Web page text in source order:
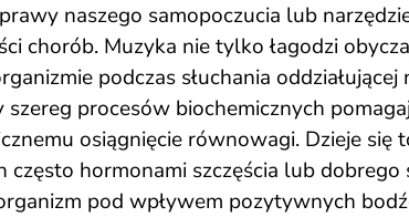
naszego samopoczucia lub
chorób. Muzyka nie tylko łagodzi
podczas słuchania
procesów biochemicznych
osiągnięcie równowagi. Dzieje się
często hormonami szczęścia lub
pod wpływem pozytywnych